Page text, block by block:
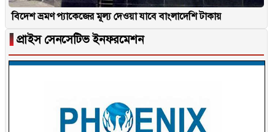
বিদেশ ভ্রমণ প্যাকেজের মূল্য দেওয়া যাবে বাংলাদেশি টাকায়
▐ প্রাইস সেনসেটিভ ইনফরমেশন